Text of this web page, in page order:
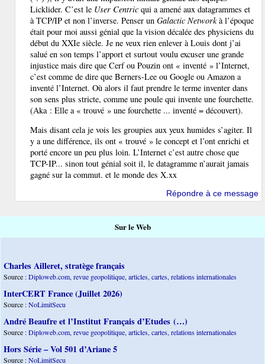
Licklider. C’est le User Centric qui a amené aux datagrammes et
à TCP/IP et non l’inverse. Penser un Galactic Networkà l’époque
était pour moi aussi génial que la vision décalée des physiciens du
début du XXIe siècle. Je ne veux rien enlever à Louis dont j’ai
salué en son temps l’apport et surtout voulu excuser une grande
injustice mais dire que Cerf ou Pouzin ont « inventé » l’Internet,
c’est comme de dire que Berners-Lee ou Google ou Amazon a
inventé l’Internet. Où alors il faut prendre le terme inventer dans
son sens plus stricte, comme une poule qui invente une fourchette.
(Aka : Elle a « trouvé » une fourchette ... inventé = découvert).
Mais disant cela je vois les groupies aux yeux humides s’agiter. Il
y a une différence, ils ont « trouvé » le concept et l’ont enrichi et
porté encore un peu plus loin. L’Internet c’est autre chose que
TCP-IP... sinon tout génial soit il, le datagramme n’aurait jamais
gagné sur la commut. et le monde des X.xx
Répondre à ce message
Sur le Web
Charles Ailleret, stratège français
Source :Diploweb.com, revue geopolitique, articles, cartes, relations internationales
InterCERT France (Juillet 2026)
Source :NoLimitSecu
André Beaufre et l’Institut Français d’Etudes (…)
Source :Diploweb.com, revue geopolitique, articles, cartes, relations internationales
Hors Série – Vol 501 d’Ariane 5
Source :NoLimitSecu